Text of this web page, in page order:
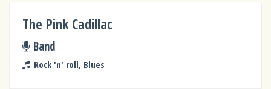
The Pink Cadillac
Band
Rock 'n' roll, Blues